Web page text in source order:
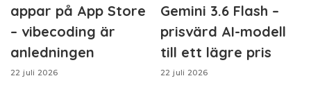
appar på App Store
– vibecoding är
anledningen
22 juli 2026
Gemini 3.6 Flash –
prisvärd AI-modell
till ett lägre pris
22 juli 2026